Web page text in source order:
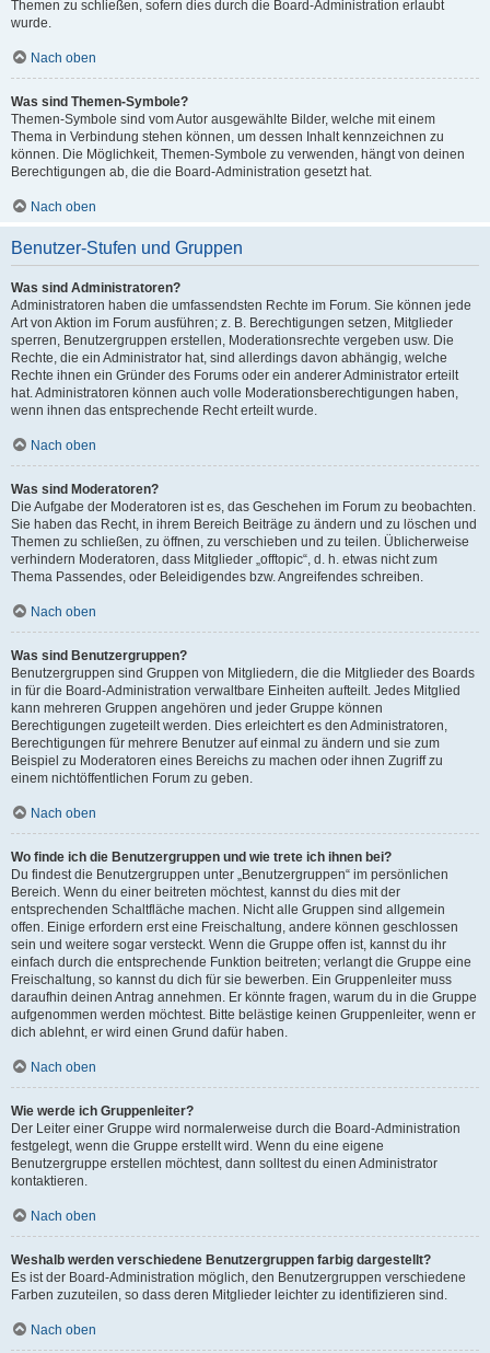
Themen zu schließen, sofern dies durch die Board-Administration erlaubt
wurde.
Nach oben
Was sind Themen-Symbole?
Themen-Symbole sind vom Autor ausgewählte Bilder, welche mit einem
Thema in Verbindung stehen können, um dessen Inhalt kennzeichnen zu
können. Die Möglichkeit, Themen-Symbole zu verwenden, hängt von deinen
Berechtigungen ab, die die Board-Administration gesetzt hat.
Nach oben
Benutzer-Stufen und Gruppen
Was sind Administratoren?
Administratoren haben die umfassendsten Rechte im Forum. Sie können jede
Art von Aktion im Forum ausführen; z. B. Berechtigungen setzen, Mitglieder
sperren, Benutzergruppen erstellen, Moderationsrechte vergeben usw. Die
Rechte, die ein Administrator hat, sind allerdings davon abhängig, welche
Rechte ihnen ein Gründer des Forums oder ein anderer Administrator erteilt
hat. Administratoren können auch volle Moderationsberechtigungen haben,
wenn ihnen das entsprechende Recht erteilt wurde.
Nach oben
Was sind Moderatoren?
Die Aufgabe der Moderatoren ist es, das Geschehen im Forum zu beobachten.
Sie haben das Recht, in ihrem Bereich Beiträge zu ändern und zu löschen und
Themen zu schließen, zu öffnen, zu verschieben und zu teilen. Üblicherweise
verhindern Moderatoren, dass Mitglieder „offtopic“, d. h. etwas nicht zum
Thema Passendes, oder Beleidigendes bzw. Angreifendes schreiben.
Nach oben
Was sind Benutzergruppen?
Benutzergruppen sind Gruppen von Mitgliedern, die die Mitglieder des Boards
in für die Board-Administration verwaltbare Einheiten aufteilt. Jedes Mitglied
kann mehreren Gruppen angehören und jeder Gruppe können
Berechtigungen zugeteilt werden. Dies erleichtert es den Administratoren,
Berechtigungen für mehrere Benutzer auf einmal zu ändern und sie zum
Beispiel zu Moderatoren eines Bereichs zu machen oder ihnen Zugriff zu
einem nichtöffentlichen Forum zu geben.
Nach oben
Wo finde ich die Benutzergruppen und wie trete ich ihnen bei?
Du findest die Benutzergruppen unter „Benutzergruppen“ im persönlichen
Bereich. Wenn du einer beitreten möchtest, kannst du dies mit der
entsprechenden Schaltfläche machen. Nicht alle Gruppen sind allgemein
offen. Einige erfordern erst eine Freischaltung, andere können geschlossen
sein und weitere sogar versteckt. Wenn die Gruppe offen ist, kannst du ihr
einfach durch die entsprechende Funktion beitreten; verlangt die Gruppe eine
Freischaltung, so kannst du dich für sie bewerben. Ein Gruppenleiter muss
daraufhin deinen Antrag annehmen. Er könnte fragen, warum du in die Gruppe
aufgenommen werden möchtest. Bitte belästige keinen Gruppenleiter, wenn er
dich ablehnt, er wird einen Grund dafür haben.
Nach oben
Wie werde ich Gruppenleiter?
Der Leiter einer Gruppe wird normalerweise durch die Board-Administration
festgelegt, wenn die Gruppe erstellt wird. Wenn du eine eigene
Benutzergruppe erstellen möchtest, dann solltest du einen Administrator
kontaktieren.
Nach oben
Weshalb werden verschiedene Benutzergruppen farbig dargestellt?
Es ist der Board-Administration möglich, den Benutzergruppen verschiedene
Farben zuzuteilen, so dass deren Mitglieder leichter zu identifizieren sind.
Nach oben